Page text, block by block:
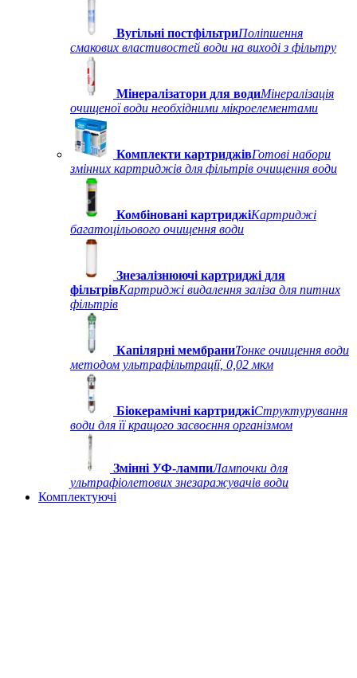
Вугільні постфільтриПоліпшення
смакових властивостей води на виході з фільтру
Мінералізатори для водиМінералізація
очищеної води необхідними мікроелементами
Комплекти картриджівГотові набори
змінних картриджів для фільтрів очищення води
Комбіновані картриджіКартриджі
багатоцільового очищення води
Знезалізнюючі картриджі для
фільтрівКартриджі видалення заліза для питних
фільтрів
Капілярні мембраниТонке очищення води
методом ультрафільтрації, 0,02 мкм
Біокерамічні картриджіСтруктурування
води для її кращого засвоєння організмом
Змінні УФ-лампиЛампочки для
ультрафіолетових знезаражувачів води
Комплектуючі